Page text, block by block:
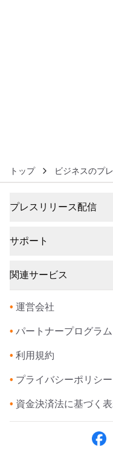
トップ ビジネスのプ
プレスリリース配信
サポート
関連サービス
• 運営会社
• パートナープログラム
• 利用規約
• プライバシーポリシー
• 資金決済法に基づく